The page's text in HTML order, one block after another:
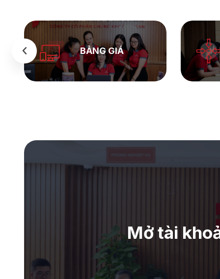
BẢNG GIÁ
Mở tài